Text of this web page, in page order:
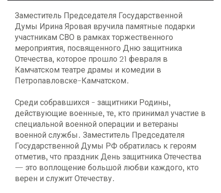
Заместитель Председателя Государственной
Думы Ирина Яровая вручила памятные подарки
участникам СВО в рамках торжественного
мероприятия, посвященного Дню защитника
Отечества, которое прошло 21 февраля в
Камчатском театре драмы и комедии в
Петропавловске-Камчатском.
Среди собравшихся - защитники Родины,
действующие военные, те, кто принимал участие в
специальной военной операции и ветераны
военной службы. Заместитель Председателя
Государственной Думы РФ обратилась к героям
отметив, что праздник День защитника Отечества
— это воплощение большой любви каждого, кто
верен и служит Отечеству.